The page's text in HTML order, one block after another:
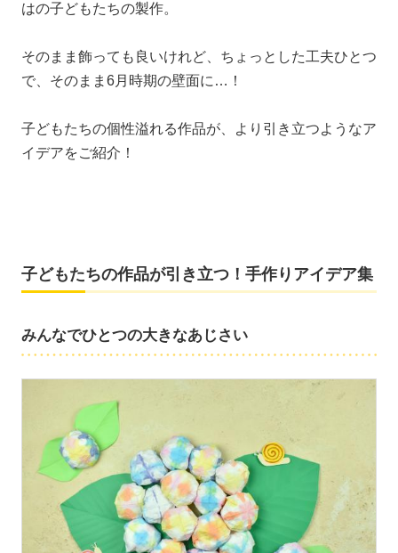
はの子どもたちの製作。
そのまま飾っても良いけれど、ちょっとした工夫ひとつ
で、そのまま6月時期の壁面に…！
子どもたちの個性溢れる作品が、より引き立つようなア
イデアをご紹介！
子どもたちの作品が引き立つ！手作りアイデア集
みんなでひとつの大きなあじさい